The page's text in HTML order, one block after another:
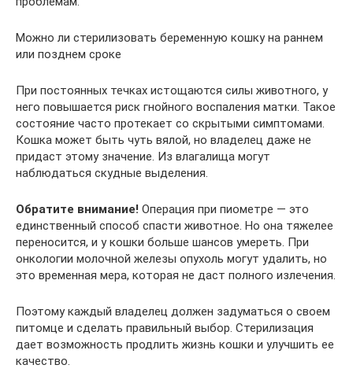
Можно ли стерилизовать беременную кошку на раннем
или позднем сроке
При постоянных течках истощаются силы животного, у
него повышается риск гнойного воспаления матки. Такое
состояние часто протекает со скрытыми симптомами.
Кошка может быть чуть вялой, но владелец даже не
придаст этому значение. Из влагалища могут
наблюдаться скудные выделения.
Обратите внимание! Операция при пиометре — это
единственный способ спасти животное. Но она тяжелее
переносится, и у кошки больше шансов умереть. При
онкологии молочной железы опухоль могут удалить, но
это временная мера, которая не даст полного излечения.
Поэтому каждый владелец должен задуматься о своем
питомце и сделать правильный выбор. Стерилизация
дает возможность продлить жизнь кошки и улучшить ее
качество.